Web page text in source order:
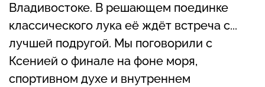
Владивостоке. В решающем поединке
классического лука её ждёт встреча с...
лучшей подругой. Мы поговорили с
Ксенией о финале на фоне моря,
спортивном духе и внутреннем